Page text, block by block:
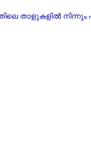
താളുകളിൽ